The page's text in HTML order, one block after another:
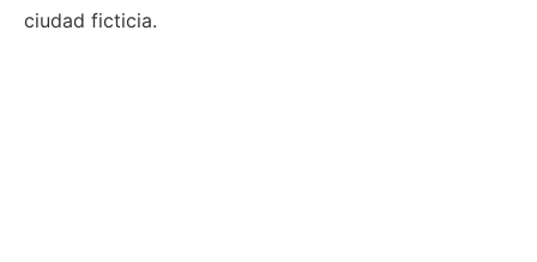
ciudad ficticia.